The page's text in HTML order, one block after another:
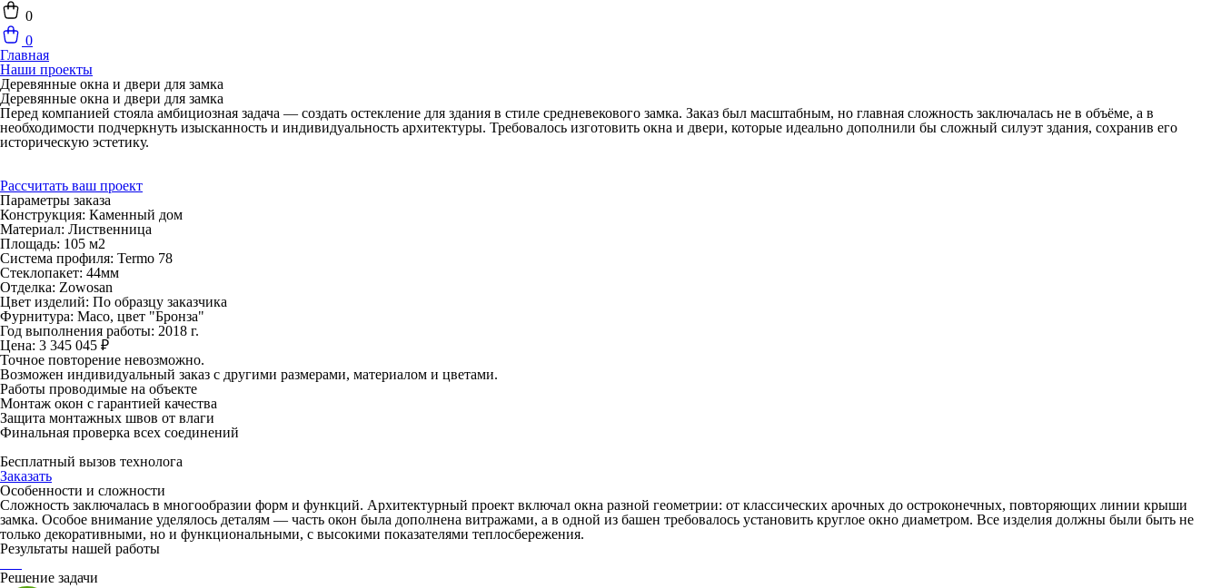
0
0
Главная
Наши проекты
Деревянные окна и двери для замка
Деревянные окна и двери для замка
Перед компанией стояла амбициозная задача — создать остекление для здания в стиле средневекового замка. Заказ был масштабным, но главная сложность заключалась не в объёме, а в
необходимости подчеркнуть изысканность и индивидуальность архитектуры. Требовалось изготовить окна и двери, которые идеально дополнили бы сложный силуэт здания, сохранив его
историческую эстетику.
Рассчитать ваш проект
Параметры заказа
Конструкция: Каменный дом
Материал: Лиственница
Площадь: 105 м2
Система профиля: Termo 78
Стеклопакет: 44мм
Отделка: Zowosan
Цвет изделий: По образцу заказчика
Фурнитура: Maco, цвет "Бронза"
Год выполнения работы: 2018 г.
Цена: 3 345 045 ₽
Точное повторение невозможно.
Возможен индивидуальный заказ с другими размерами, материалом и цветами.
Работы проводимые на объекте
Монтаж окон с гарантией качества
Защита монтажных швов от влаги
Финальная проверка всех соединений
Бесплатный вызов технолога
Заказать
Особенности и сложности
Сложность заключалась в многообразии форм и функций. Архитектурный проект включал окна разной геометрии: от классических арочных до остроконечных, повторяющих линии крыши
замка. Особое внимание уделялось деталям — часть окон была дополнена витражами, а в одной из башен требовалось установить круглое окно диаметром. Все изделия должны были быть не
только декоративными, но и функциональными, с высокими показателями теплосбережения.
Результаты нашей работы
Решение задачи